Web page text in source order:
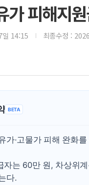
가 피해지
일 14:15 최종수정 :
BETA
가·고물가 피해 완화
자는 60만 원, 차상위
다.